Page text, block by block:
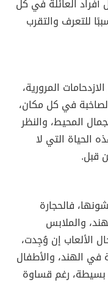
أفراد العائلة في كل
للتعرف والتقرب
المرورية،
في كل مكان،
المحيط، والنظر
الحياة التي لا
قبل.
فالحجارة
والملابس
الألعاب إن وُجِدت،
في الهند، والأطفال
بسيطة، رغم قساوة